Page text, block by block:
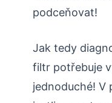
podceňovat!
Jak tedy
filtr potřebuje
jednoduché! V